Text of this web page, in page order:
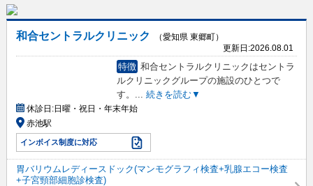
和合セントラルクリニック
（愛知県 東郷町）
更新日:2026.08.01
特徴 和合セントラルクリニックはセントラ
ルクリニックグループの施設のひとつで
す。
続きを読む▼
休診日:日曜・祝日・年末年始
赤池駅
インボイス制度に対応
胃バリウムレディースドック(マンモグラフィ検査+乳腺エコー検査
+子宮頸部細胞診検査)